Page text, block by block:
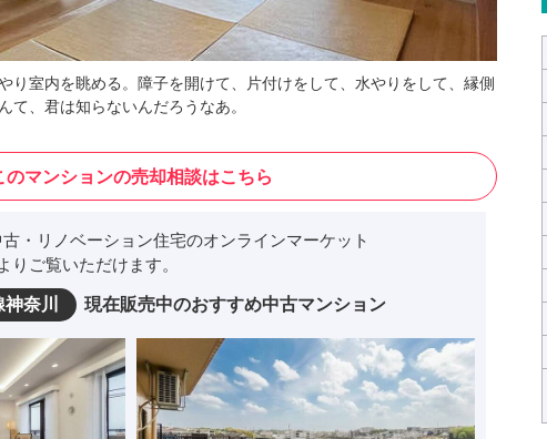
り室内を眺める。障子を開けて、片付けをして、水やりをして、縁側
て、君は知らないんだろうなあ。
のマンションの売却相談はこちら
・リノベーション住宅のオンラインマーケット
りご覧いただけます。
奈川 現在販売中のおすすめ中古マンション